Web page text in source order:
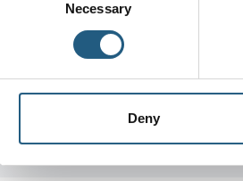
Necessary
Deny